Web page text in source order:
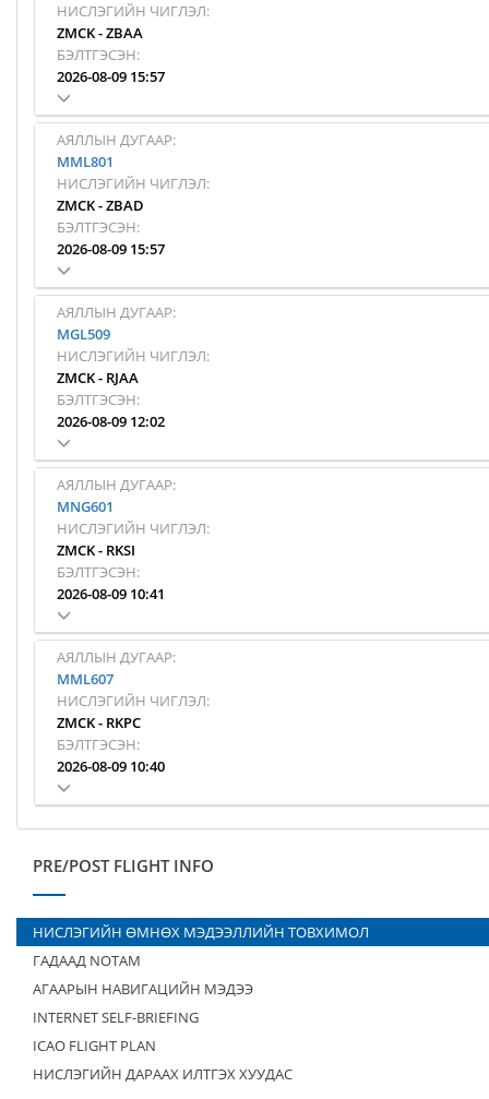
НИСЛЭГИЙН ЧИГЛЭЛ:
ZMCK-ZBAA
БЭЛТГЭСЭН:
2026-08-09 15:57
АЯЛЛЫН ДУГААР:
MML801
НИСЛЭГИЙН ЧИГЛЭЛ:
ZMCK-ZBAD
БЭЛТГЭСЭН:
2026-08-09 15:57
АЯЛЛЫН ДУГААР:
MGL509
НИСЛЭГИЙН ЧИГЛЭЛ:
ZMCK- RJAA
БЭЛТГЭСЭН:
2026-08-09 12:02
АЯЛЛЫН ДУГААР:
MNG601
НИСЛЭГИЙН ЧИГЛЭЛ:
ZMCK- RKSI
БЭЛТГЭСЭН:
2026-08-09 10:41
АЯЛЛЫН ДУГААР:
MML607
НИСЛЭГИЙН ЧИГЛЭЛ:
ZMCK- RKPC
БЭЛТГЭСЭН:
2026-08-09 10:40
PRE/POST FLIGHT INFO
НИСЛЭГИЙН ӨМНӨХ МЭДЭЭЛЛИЙН ТОВХИМОЛ
ГАДААД NOTAM
АГААРЫН НАВИГАЦИЙН МЭДЭЭ
INTERNET SELF-BRIEFING
ICAO FLIGHT PLAN
НИСЛЭГИЙН ДАРААХ ИЛТГЭХ ХУУДАС